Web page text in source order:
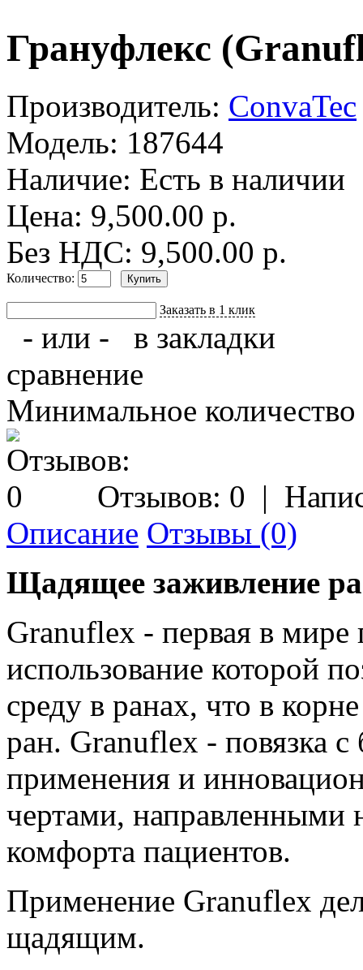
Грануфлекс
Производитель: ConvaTec
Модель: 187644
Наличие: Есть в наличии
Цена: 9,500.00 р.
Без НДС: 9,500.00 р.
Количество:
Заказать в 1 клик
- или -
в закладки
сравнение
Минимальное количество
Отзывов: 0 |
Описание Отзывы (0)
Щадящее заживление
Granuflex - первая в мире
использование которой
среду в ранах, что в
ран. Granuflex - повязка
применения и
чертами, направленными
комфорта пациентов.
Применение Granuflex
щадящим.